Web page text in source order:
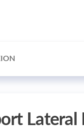
Lateral